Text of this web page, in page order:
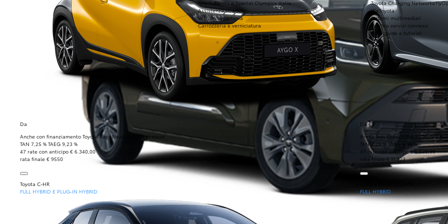
Da
Anche con finanziamento Toyota Easy Next da € 119 al mese
TAN 7,25 % TAEG 9,23 %
47 rate con anticipo € 6.340,00
rata finale € 9550
Da
Anche con finanziamento Toyota
TAN 7,25 % TAEG 8,98 %
47 rate con anticipo € 6.600,00
rata finale € 11.323
Toyota C-HR
FULL HYBRID E PLUG-IN HYBRID
FULL HYBRID
Tyre Park
Assistenza stradale
Vettura di cortesia
Carrozzeria e verniciatura
Toyota Charging Network
WeToyota
Sistemi multimediali
Verifica servizi connessi
FAQ, guide e tutorial
Toyota e Special Olympics Italia